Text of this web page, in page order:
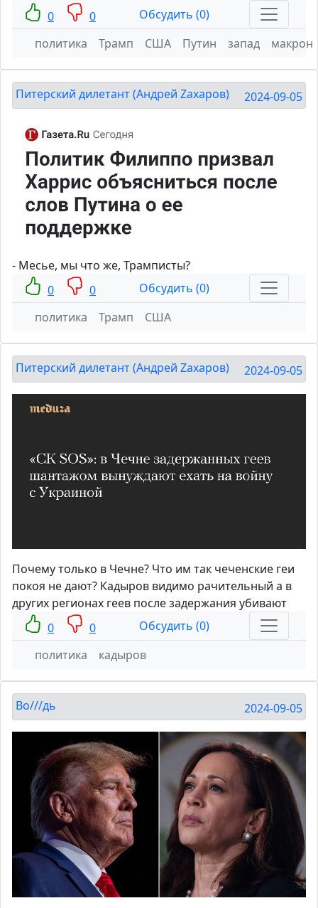
0
0
Обсудить (0)
политика
Трамп США Путин запад макрон
Питерский дилетант (Андрей Zахаров) 2024-09-05
- Месье, мы что же, Трамписты?
0
0
Обсудить (0)
политика
Трамп США
Питерский дилетант (Андрей Zахаров) 2024-09-05
Почему только в Чечне? Что им так чеченские геи
покоя не дают? Кадыров видимо рачительный а в
других регионах геев после задержания убивают
0
0
Обсудить (0)
политика
кадыров
Во///дь 2024-09-05